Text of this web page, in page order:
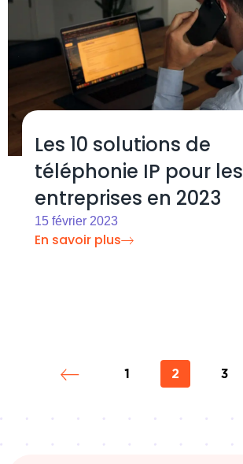
Les 10 solutions de
téléphonie IP pour les
entreprises en 2023
15 février 2023
En savoir plus
1 2 3